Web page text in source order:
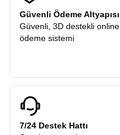
Güvenli Ödeme Altyapısı
Güvenli, 3D destekli online
ödeme sistemi
7/24 Destek Hattı